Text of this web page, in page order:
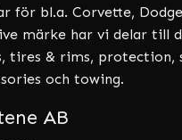
för bl.a. Corvette,
märke har vi delar till
tires & rims, protection,
och towing.
AB